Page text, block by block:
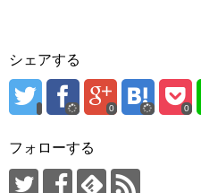
シェアする
0 0
フォローする